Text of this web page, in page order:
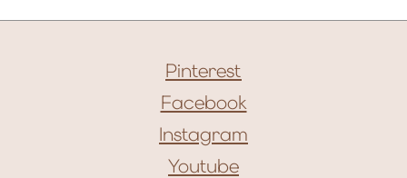
Pinterest
Facebook
Instagram
Youtube